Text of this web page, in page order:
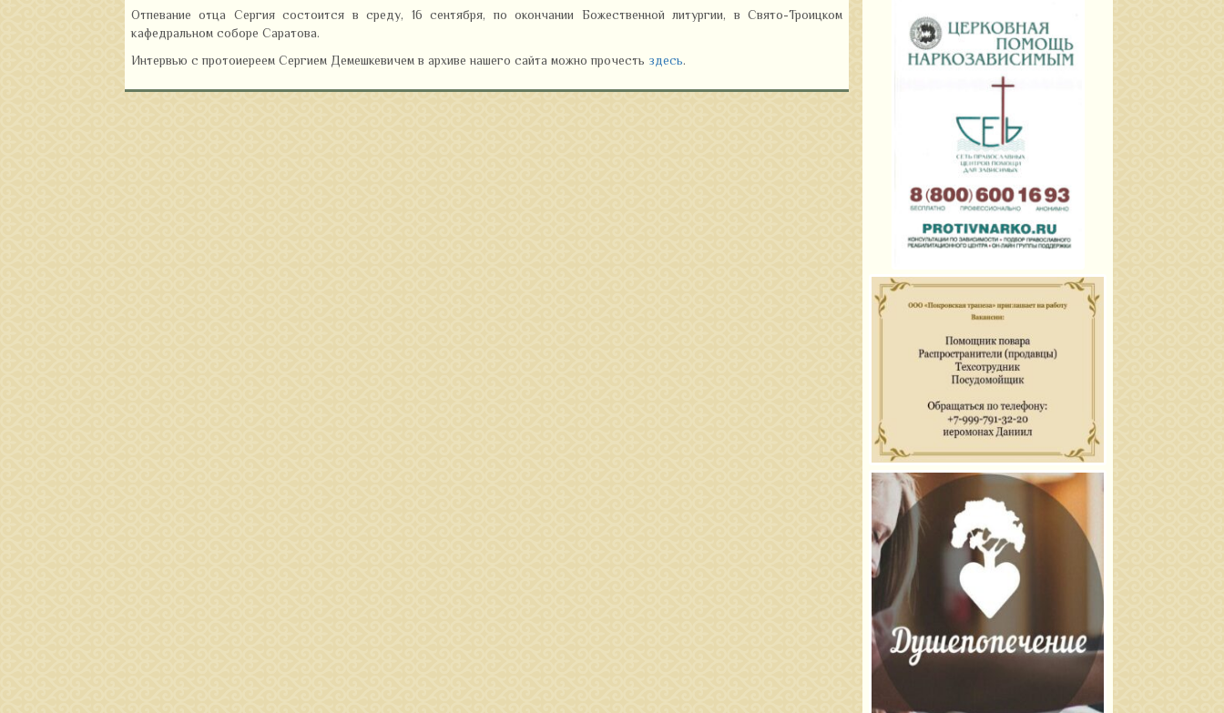
Отпевание отца Сергия состоится в среду, 16 сентября, по окончании Божественной литургии, в Свято-Троицком
кафедральном соборе Саратова.
Интервью с протоиереем Сергием Демешкевичем в архиве нашего сайта можно прочесть здесь.